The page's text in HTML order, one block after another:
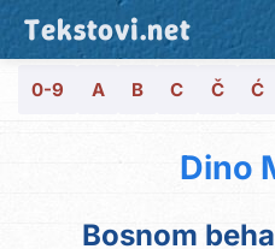
Tekstovi.net
0-9 A B C Č Ć
Dino
Bosnom